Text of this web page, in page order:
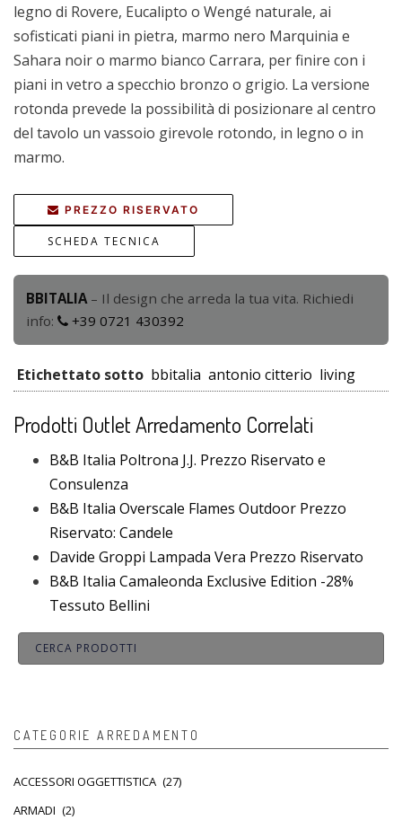
legno di Rovere, Eucalipto o Wengé naturale, ai
sofisticati piani in pietra, marmo nero Marquinia e
Sahara noir o marmo bianco Carrara, per finire con i
piani in vetro a specchio bronzo o grigio. La versione
rotonda prevede la possibilità di posizionare al centro
del tavolo un vassoio girevole rotondo, in legno o in
marmo.
PREZZO RISERVATO
SCHEDA TECNICA
BBITALIA – Il design che arreda la tua vita. Richiedi
info:
+39 0721 430392
Etichettato sotto bbitalia antonio citterio living
Prodotti Outlet Arredamento Correlati
B&B Italia Poltrona J.J. Prezzo Riservato e
Consulenza
B&B Italia Overscale Flames Outdoor Prezzo
Riservato: Candele
Davide Groppi Lampada Vera Prezzo Riservato
B&B Italia Camaleonda Exclusive Edition -28%
Tessuto Bellini
CATEGORIE ARREDAMENTO
ACCESSORI OGGETTISTICA (27)
ARMADI (2)